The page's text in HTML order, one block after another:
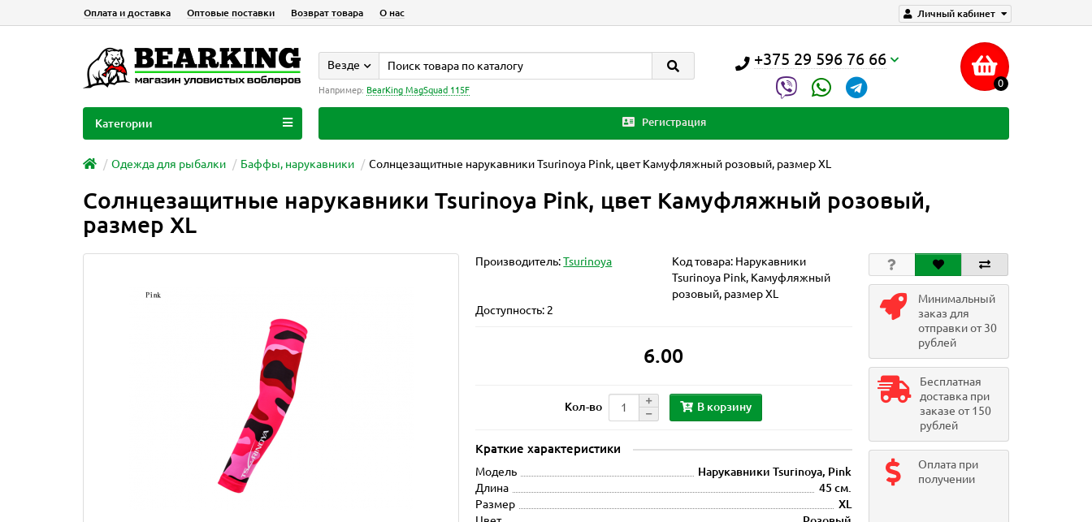
Личный кабинет
Оплата и доставка Оптовые поставки Возврат товара О нас
+375 29 596 76 66
0
Везде
Например: BearKing MagSquad 115F
Регистрация
Категории
Одежда для рыбалки Баффы, нарукавники Солнцезащитные нарукавники Tsurinoya Pink, цвет Камуфляжный розовый, размер XL
Солнцезащитные нарукавники Tsurinoya Pink, цвет Камуфляжный розовый,
размер XL
Производитель:Tsurinoya Код товара: Нарукавники
Tsurinoya Pink, Камуфляжный
розовый, размер XL
Доступность: 2
6.00
Кол-во В корзину
Краткие характеристики
Модель
Нарукавники Tsurinoya, Pink
Длина
45 см.
Размер
XL
Минимальный
заказ для
отправки от 30
рублей
Бесплатная
доставка при
заказе от 150
рублей
Оплата при
получении